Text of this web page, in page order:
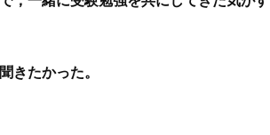
きたかった。